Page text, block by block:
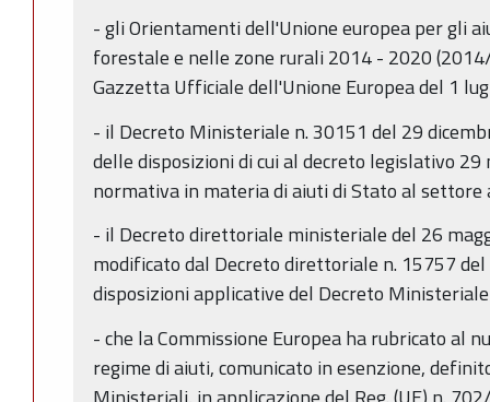
- gli Orientamenti dell'Unione europea per gli
forestale e nelle zone rurali 2014 - 2020
Gazzetta Ufficiale dell'Unione Europea del 1
- il Decreto Ministeriale n. 30151 del 29
delle disposizioni di cui al decreto legislativo
normativa in materia di aiuti di Stato al settore
- il Decreto direttoriale ministeriale del 26
modificato dal Decreto direttoriale n. 15757
disposizioni applicative del Decreto
- che la Commissione Europea ha rubricato al
regime di aiuti, comunicato in esenzione,